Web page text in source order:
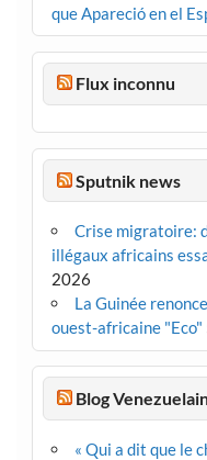
que Apareció en el
Flux inconnu
Sputnik news
Crise migratoire:
illégaux africains
2026
La Guinée
ouest-africaine "Eco"
Blog
« Qui a dit que le